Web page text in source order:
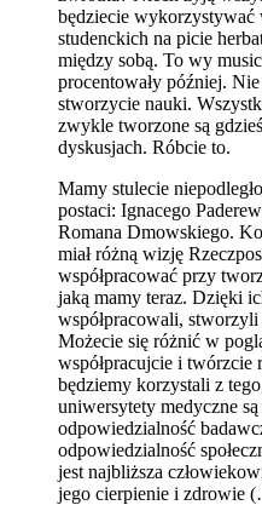
będziecie wykorzystywać
studenckich na picie
między sobą. To wy
procentowały później.
stworzycie nauki.
zwykle tworzone są
dyskusjach. Róbcie to.
Mamy stulecie
postaci: Ignacego
Romana Dmowskiego.
miał różną wizję
współpracować przy
jaką mamy teraz. Dzięki
współpracowali,
Możecie się różnić w
współpracujcie i twórzcie
będziemy korzystali z
uniwersytety medyczne
odpowiedzialność
odpowiedzialność
jest najbliższa
jego cierpienie i zdrowie